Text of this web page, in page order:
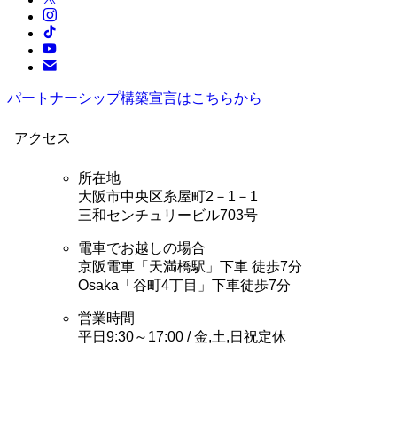
パートナーシップ構築宣言はこちらから
アクセス
所在地
大阪市中央区糸屋町2－1－1
三和センチュリービル703号
電車でお越しの場合
京阪電車「天満橋駅」下車 徒歩7分
Osaka「谷町4丁目」下車徒歩7分
営業時間
平日9:30～17:00 / 金,土,日祝定休